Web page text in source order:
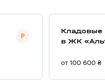
Кладовые
в ЖК
от 100 600 ₴